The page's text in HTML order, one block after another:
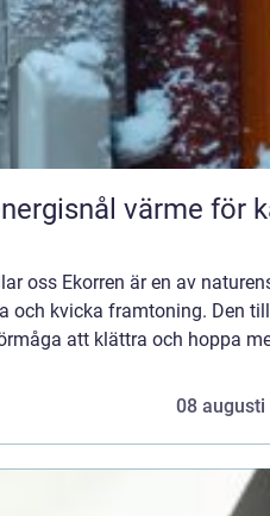
oss Ekorren är en av
och kvicka framtoning. Den
att klättra och hoppa
08 augusti